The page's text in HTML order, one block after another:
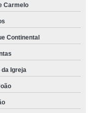
Carmelo
Continental
da Igreja